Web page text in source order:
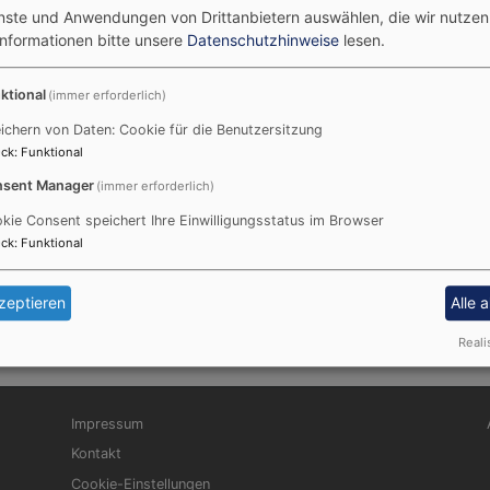
während der Schulferien) von 18:00 Uhr bis 19:30 in
willkommen. Der Posaunenchor besteht seit mehr als
Fußbereichsmenü
Impressum
Kontakt
Cookie-Einstellungen
und Anwendungen von Drittanbietern auswählen, die wir
bitte unsere Datenschutzhinweise lesen.
(immer erforderlich)
von Daten: Cookie für die Benutzersitzung
: Funktional
Manager (immer erforderlich)
Consent speichert Ihre Einwilligungsstatus im Browser
: Funktional
Alle